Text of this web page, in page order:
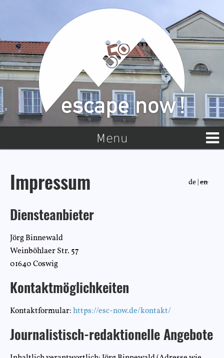
Menu
de |en
Impressum
Diensteanbieter
Jörg Binnewald
Weinböhlaer Str. 57
01640 Coswig
Kontaktmöglichkeiten
Kontaktformular:https://esc-now.de/kontakt/
Journalistisch-redaktionelle Angebote